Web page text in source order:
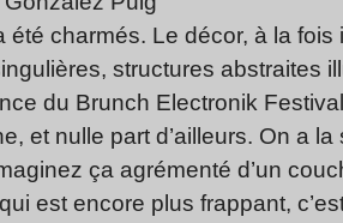
été charmés. Le décor, à la
structures abstraites
du Brunch Electronik
et nulle part d’ailleurs. On a
ça agrémenté d’un
est encore plus frappant,